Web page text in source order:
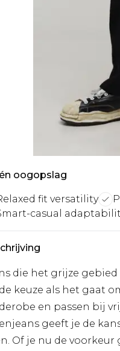
oogopslag
fit versatility
casual
die het grijze
keuze als het gaat
en passen bij
geeft je de
Of je nu de voorkeur